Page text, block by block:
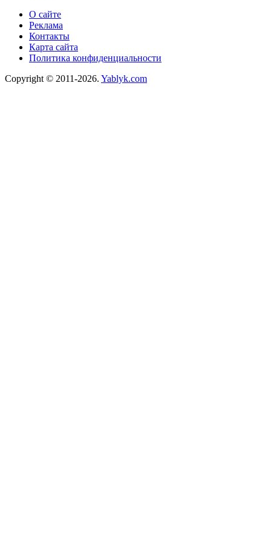
О сайте
Реклама
Контакты
Карта сайта
Политика конфиденциальности
Copyright © 2011-2026. Yablyk.сom